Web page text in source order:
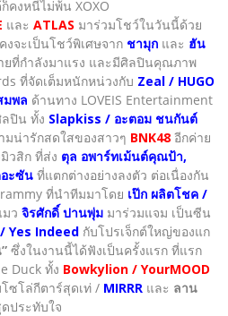
คงหนีไม่พ้น XOXO
และ ATLAS มาร่วมโชว์ในวันนี้ด้วย
จะเป็นโชว์พิเศษจาก ชามุก และ ฮัน
ายที่กำลังมาแรง และมีศิลปินคุณภาพ
ที่จัดเต็มหนักหน่วงกับ Zeal / HUGO
มพล ด้านทาง LOVEIS Entertainment
ปิน ทั้ง Slapkiss / อะตอม ชนกันต์
มน่ารักสดใสของสาวๆ BNK48 อีกค่าย
วสิก ที่ส่ง ตุล อพาร์ทเม้นต์คุณป้า,
ะซัน ที่แตกต่างอย่างลงตัว ต่อเนื่องกัน
ที่นำทีมมาโดย เป๊ก ผลิตโชค /
ว จิรศักดิ์ ปานพุ่ม มาร่วมแจม เป็นซีน
Yes Indeed กับโปรเจ็กต์ใหญ่ของแก
ซึ่งในงานนี้ได้ฟังเป็นครั้งแรก ที่แรก
Duck ทั้ง Bowkylion / YourMOOD
ซโล่กีตาร์สุดเท่ / MIRRR และ ลาน
ประทับใจ